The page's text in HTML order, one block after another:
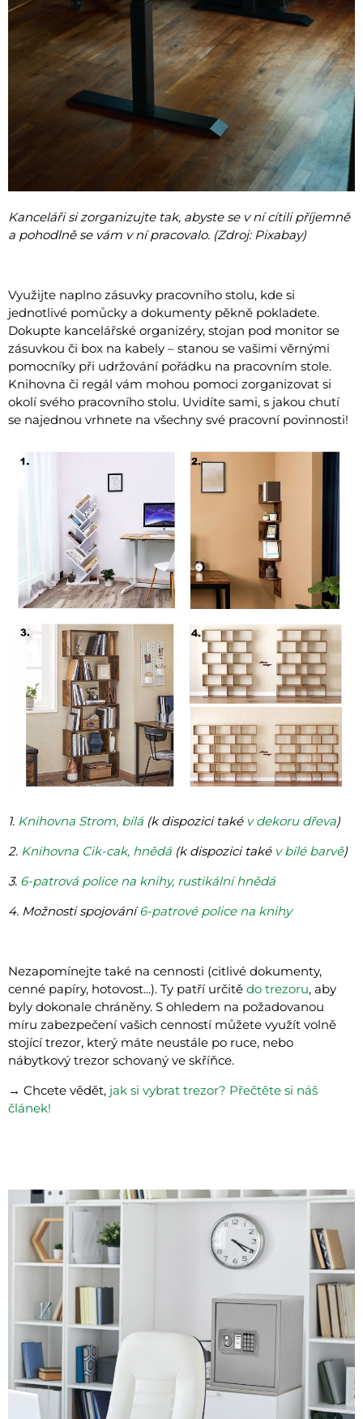
Kanceláři si zorganizujte tak, abyste se v ní cítili příjemně
a pohodlně se vám v ní pracovalo. (Zdroj: Pixabay)
Využijte naplno zásuvky pracovního stolu, kde si
jednotlivé pomůcky a dokumenty pěkně pokladete.
Dokupte kancelářské organizéry, stojan pod monitor se
zásuvkou či box na kabely – stanou se vašimi věrnými
pomocníky při udržování pořádku na pracovním stole.
Knihovna či regál vám mohou pomoci zorganizovat si
okolí svého pracovního stolu. Uvidíte sami, s jakou chutí
se najednou vrhnete na všechny své pracovní povinnosti!
1. Knihovna Strom, bílá (k dispozici také v dekoru dřeva)
2. Knihovna Cik-cak, hnědá (k dispozici také v bílé barvě)
3. 6-patrová police na knihy, rustikální hnědá
4. Možnosti spojování6-patrové police na knihy
Nezapomínejte také na cennosti (citlivé dokumenty,
cenné papíry, hotovost...). Ty patří určitě do trezoru, aby
byly dokonale chráněny. S ohledem na požadovanou
míru zabezpečení vašich cenností můžete využít volně
stojící trezor, který máte neustále po ruce, nebo
nábytkový trezor schovaný ve skříňce.
→ Chcete vědět, jak si vybrat trezor? Přečtěte si náš
článek!